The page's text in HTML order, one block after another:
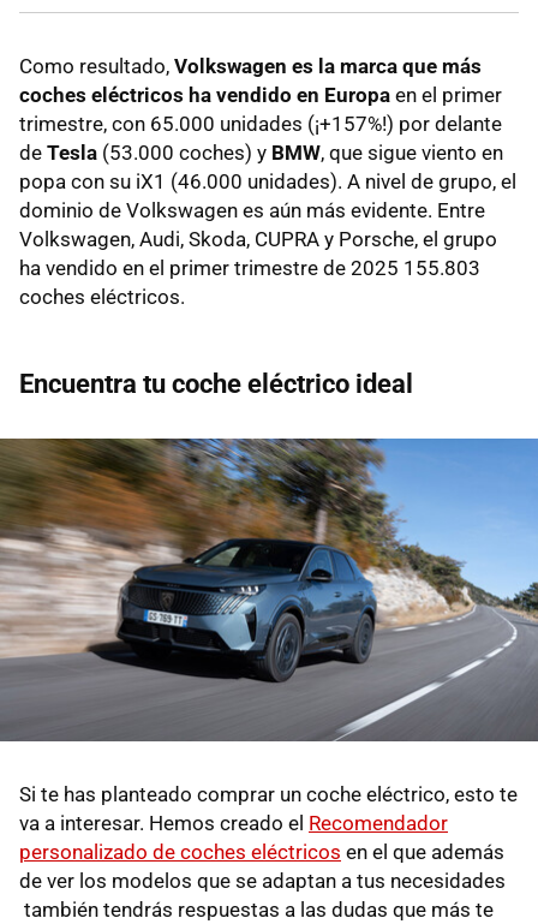
Como resultado, Volkswagen es la marca que más
coches eléctricos ha vendido en Europa en el primer
trimestre, con 65.000 unidades (¡+157%!) por delante
de Tesla (53.000 coches) y BMW, que sigue viento en
popa con su iX1 (46.000 unidades). A nivel de grupo, el
dominio de Volkswagen es aún más evidente. Entre
Volkswagen, Audi, Skoda, CUPRA y Porsche, el grupo
ha vendido en el primer trimestre de 2025 155.803
coches eléctricos.
Encuentra tu coche eléctrico ideal
Si te has planteado comprar un coche eléctrico, esto te
va a interesar. Hemos creado el Recomendador
personalizado de coches eléctricos en el que además
de ver los modelos que se adaptan a tus necesidades
también tendrás respuestas a las dudas que más te